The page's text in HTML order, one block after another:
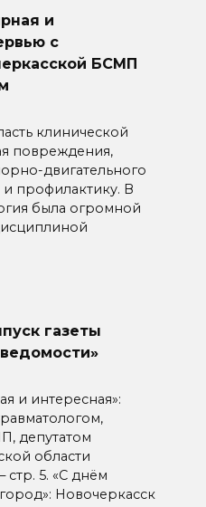
и
с
БСМП
клинической
повреждения,
двигательного
и профилактику. В
была огромной
газеты
и интересная»:
депутатом
области
5. «С днём
Новочеркасск